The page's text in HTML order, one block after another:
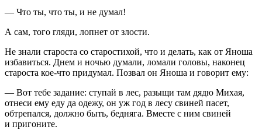
— Что ты, что ты, и не думал!
А сам, того гляди, лопнет от злости.
Не знали староста со старостихой, что и делать, как от Яноша
избавиться. Днем и ночью думали, ломали головы, наконец
староста кое-что придумал. Позвал он Яноша и говорит ему:
— Вот тебе задание: ступай в лес, разыщи там дядю Михая,
отнеси ему еду да одежу, он уж год в лесу свиней пасет,
обтрепался, должно быть, бедняга. Вместе с ним свиней
и пригоните.